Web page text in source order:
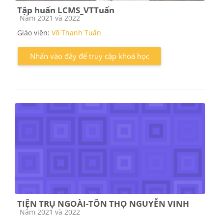
Tập huấn LCMS_VTTuấn
Các loại khóa học
Năm 2021 và 2022
Giáo viên: Võ Thanh Tuấn
Nhấn vào đây để truy cập khoá học
TIỆN TRỤ NGOÀI-TÔN THỌ NGUYỄN VINH
Các loại khóa học
Năm 2021 và 2022